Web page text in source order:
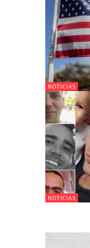
NOTICIAS
NOTICIAS